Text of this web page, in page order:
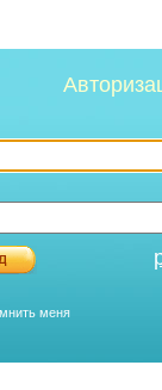
меня